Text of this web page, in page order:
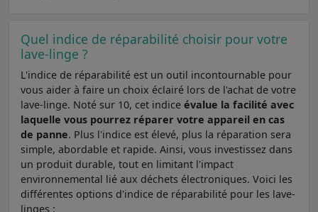
Quel indice de réparabilité choisir pour votre
lave-linge ?
L'indice de réparabilité est un outil incontournable pour
vous aider à faire un choix éclairé lors de l'achat de votre
lave-linge. Noté sur 10, cet indice évalue la facilité avec
laquelle vous pourrez réparer votre appareil en cas
de panne. Plus l'indice est élevé, plus la réparation sera
simple, abordable et rapide. Ainsi, vous investissez dans
un produit durable, tout en limitant l'impact
environnemental lié aux déchets électroniques. Voici les
différentes options d'indice de réparabilité pour les lave-
linges :